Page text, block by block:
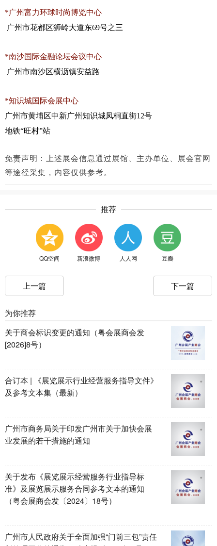
*广州富力环球时尚博览中心
广州市花都区狮岭大道东69号之三
*南沙国际金融论坛会议中心
广州市南沙区横沥镇安益路
*知识城国际会展中心
广州市黄埔区中新广州知识城凤桐直街12号
地铁“旺村”站
免责声明：上述展会信息通过展馆、主办单位、展会官网
等途径采集，内容仅供参考。
推荐
QQ空间 新浪微博 人人网 豆瓣
上一篇 下一篇
为你推荐
关于商会标识变更的通知（粤会展商会发
[2026]8号）
合订本 | 《展览展示行业经营服务指导文件》
及参考文本集（最新）
广州市商务局关于印发广州市关于加快会展
业发展的若干措施的通知
关于发布《展览展示经营服务行业指导标
准》及展览展示服务合同参考文本的通知
（粤会展商会发〔2024〕18号）
广州市人民政府关于全面加强“门前三包”责任